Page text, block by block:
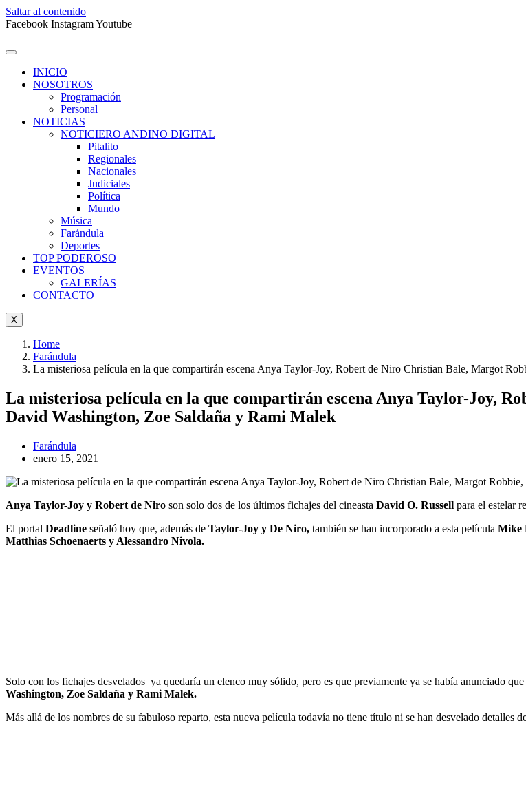
Saltar al contenido
Facebook InstagramYoutube
INICIO
NOSOTROS
Programación
Personal
NOTICIAS
NOTICIERO ANDINO DIGITAL
Pitalito
Regionales
Nacionales
Judiciales
Política
Mundo
Música
Farándula
Deportes
TOP PODEROSO
EVENTOS
GALERÍAS
CONTACTO
X
Home
Farándula
La misteriosa película en la que compartirán escena Anya Taylor-Joy, Robert de Niro Christian Bale, Margot
La misteriosa película en la que compartirán escena Anya Taylor-Joy,
David Washington, Zoe Saldaña y Rami Malek
Farándula
enero 15, 2021
Anya Taylor-Joy y Robert de Niro son solo dos de los últimos fichajes del cineasta David O. Russell para el estelar
El portal Deadline señaló hoy que, además de Taylor-Joy y De Niro, también se han incorporado a esta película Mike
Matthias Schoenaerts y Alessandro Nivola.
Solo con los fichajes desvelados ya quedaría un elenco muy sólido, pero es que previamente ya se había anunciado
Washington, Zoe Saldaña y Rami Malek.
Más allá de los nombres de su fabuloso reparto, esta nueva película todavía no tiene título ni se han desvelado detalles